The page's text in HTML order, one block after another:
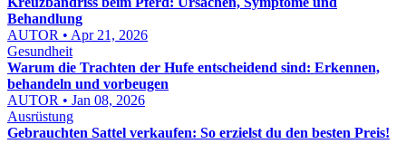
Behandlung
AUTOR • Apr 21, 2026
Gesundheit
Warum die Trachten der Hufe entscheidend sind: Erkennen,
behandeln und vorbeugen
AUTOR • Jan 08, 2026
Ausrüstung
Gebrauchten Sattel verkaufen: So erzielst du den besten Preis!